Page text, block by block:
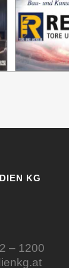
KG
– 1200